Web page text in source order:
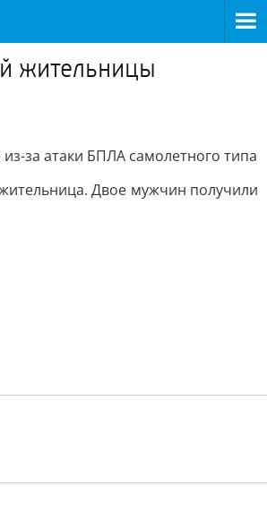
жительницы
за атаки БПЛА самолетного типа
Двое мужчин получили